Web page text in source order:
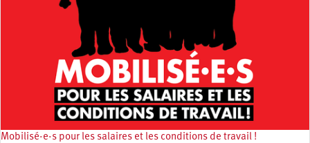
Mobilisé·e·s pour les salaires et les conditions de travail !